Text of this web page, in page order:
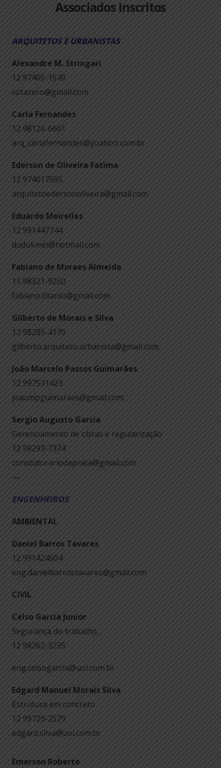
Associados Inscritos
ARQUITETOS E URBANISTAS
Alexandre M. Stringari
12 97405-1549
cotazero@gmail.com
Carla Fernandes
12 98126-6601
arq_carlafernandes@yoahoo.com.br
Ederson de Oliveira Fatima
12 974017595
arquitetoedersonoliveira@gmail.com
Eduardo Meirelles
12 991447744
dudukmei@hotmail.com
Fabiano de Moraes Almeida
11 98321-9250
fabiano.titanio@gmail.com
Gilberto de Morais e Silva
12 98285-4170
gilberto.arquiteto.urbanista@gmail.com
João Marcelo Passos Guimarães
12 997531423
joaompguimaraes@gmail.com
Sergio Augusto Garcia
Gerenciamento de obras e regularização
12 98293-7374
constutorariodaprata@gmail.com
—
ENGENHEIROS
AMBIENTAL
Daniel Barros Tavares
12 991424504
eng.danielbarrostavares@gmail.com
CIVIL
Celso Garcia Junior
Segurança do trabalho.
12 98262-3235
eng.celsogarcia@uol.com.br
Edgard Manuel Morais Silva
Estrutura em concreto
12 99729-2579
edgard.silva@uol.com.br
Emerson Roberto